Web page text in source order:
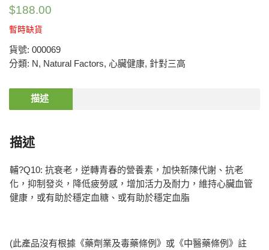
$188.00
暫時缺貨
貨號: 000069
分類: N, Natural Factors, 心臟健康, 針對三高
描述
描述
輔?Q10: 抗衰老，逆轉青春的營養素，加快新陳代謝、抗老
化，抑制發炎，降低疲勞感，增加活力及耐力，維持心臟血管
健康，或有助於穩定血糖、或有助於穩定血脂
(此產品沒有根據《藥劑業及毒藥條例》或《中醫藥條例》註